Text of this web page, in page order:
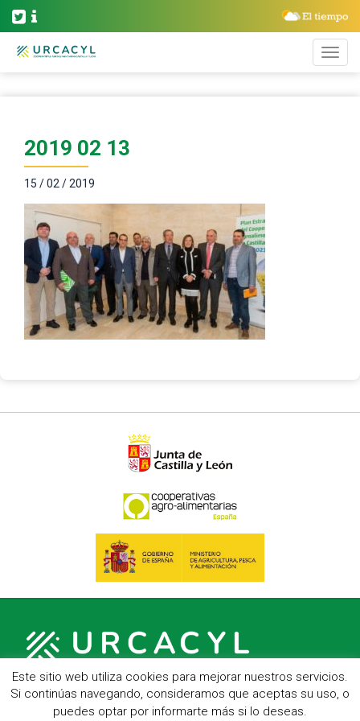
2019 02 13
15 / 02 / 2019
Este sitio web utiliza cookies para mejorar nuestros servicios.
Si continúas navegando, consideramos que aceptas su uso, o
puedes optar por informarte más si lo deseas.